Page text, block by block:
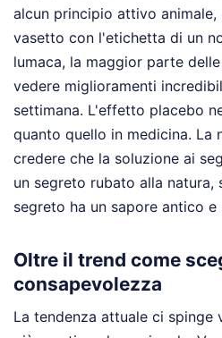
alcun principio attivo animale,
vasetto con l'etichetta di un
lumaca, la maggior parte
vedere miglioramenti
settimana. L'effetto placebo
quanto quello in medicina. La
credere che la soluzione ai
un segreto rubato alla natura,
segreto ha un sapore antico
Oltre il trend come
consapevolezza
La tendenza attuale ci spinge